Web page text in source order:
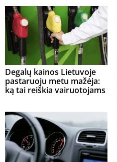
Degalų kainos Lietuvoje
pastaruoju metu mažėja:
ką tai reiškia vairuotojams